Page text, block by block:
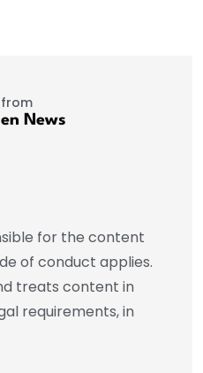
News
for the content
of conduct applies.
treats content in
requirements, in